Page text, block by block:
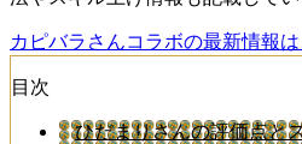
カピバラさんコラボの最新情報
目次
ひだまりさんの評価点と